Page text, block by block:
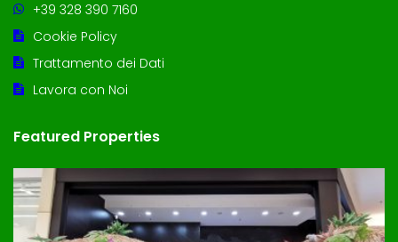
+39 328 390 7160
Cookie Policy
Trattamento dei Dati
Lavora con Noi
Featured Properties